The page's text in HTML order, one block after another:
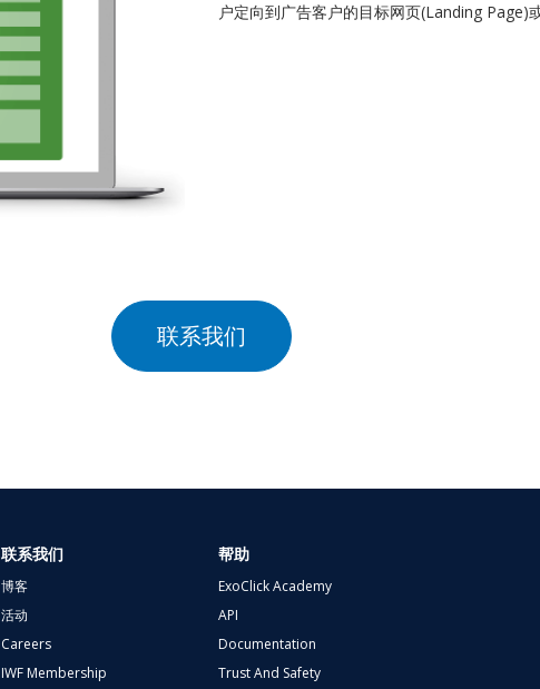
户定向到广告客户的目标网页(Landing Page)
联系我们
联系我们
博客
活动
Careers
IWF Membership
帮助
ExoClick Academy
API
Documentation
Trust And Safety